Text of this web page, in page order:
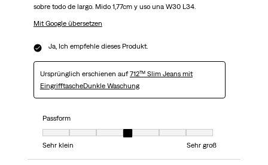
sobre todo de largo. Mido 1,77cm y uso una W30 L34.
Mit Google übersetzen
Ja, Ich empfehle dieses Produkt.
Ursprünglich erschienen auf712™ Slim Jeans mit
EingrifftascheDunkle Waschung
Passform
Passform, 4 von 7, wo 1 gleich Sehr klein ist und 7 gleich Sehr groß ist
Sehr klein
Sehr groß